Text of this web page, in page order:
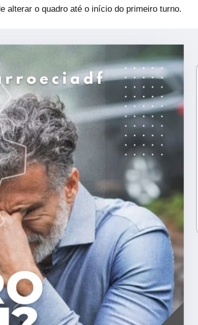
alterar o quadro até o início do primeiro turno.